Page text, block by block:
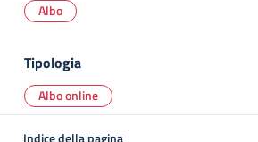
Albo
Tipologia
Albo online
Indice della pagina